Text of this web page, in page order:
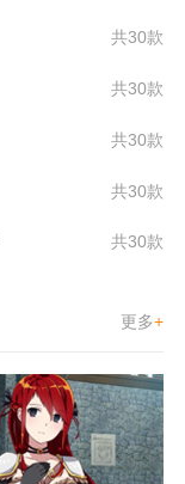
共30款
共30款
共30款
共30款
共30款
更多+